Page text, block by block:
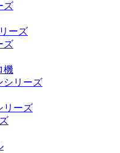
ズ
ーズ
ズ
機
シリーズ
リーズ